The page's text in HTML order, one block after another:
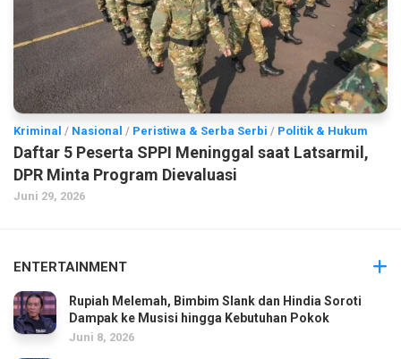
Kriminal / Nasional / Peristiwa & Serba Serbi / Politik & Hukum
Daftar 5 Peserta SPPI Meninggal saat Latsarmil,
DPR Minta Program Dievaluasi
Juni 29, 2026
ENTERTAINMENT
Rupiah Melemah, Bimbim Slank dan Hindia Soroti
Dampak ke Musisi hingga Kebutuhan Pokok
Juni 8, 2026